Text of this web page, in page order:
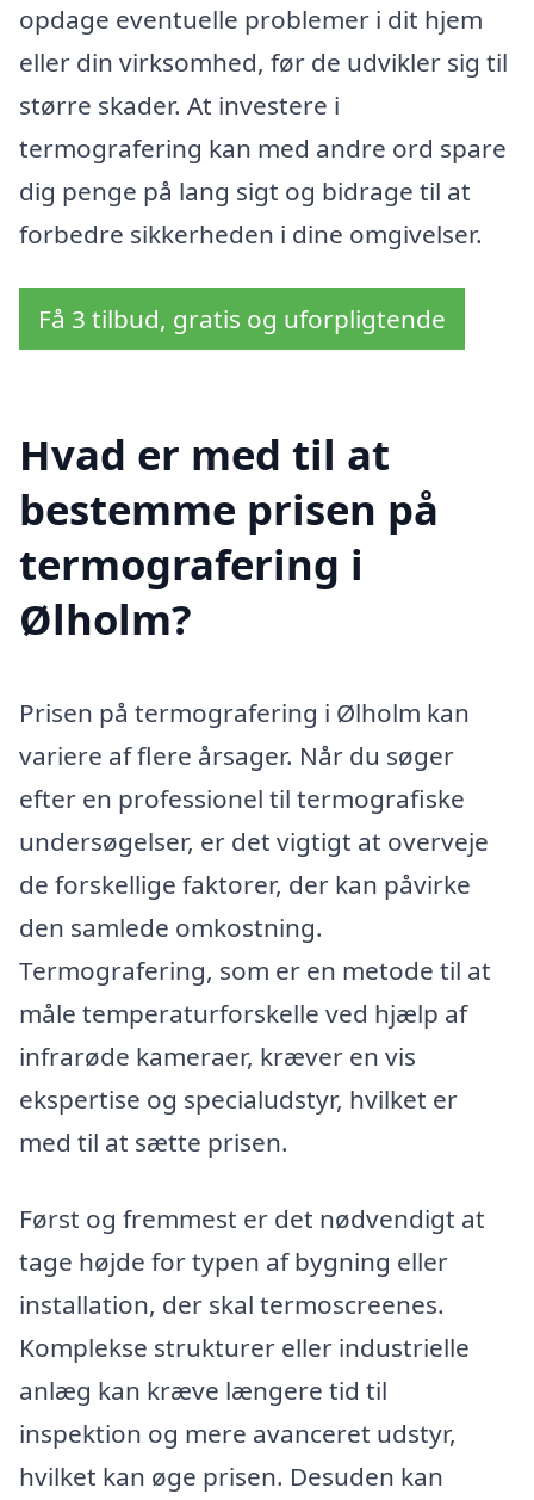
opdage eventuelle problemer i dit hjem
eller din virksomhed, før de udvikler sig til
større skader. At investere i
termografering kan med andre ord spare
dig penge på lang sigt og bidrage til at
forbedre sikkerheden i dine omgivelser.
Få 3 tilbud, gratis og uforpligtende
Hvad er med til at
bestemme prisen på
termografering i
Ølholm?
Prisen på termografering i Ølholm kan
variere af flere årsager. Når du søger
efter en professionel til termografiske
undersøgelser, er det vigtigt at overveje
de forskellige faktorer, der kan påvirke
den samlede omkostning.
Termografering, som er en metode til at
måle temperaturforskelle ved hjælp af
infrarøde kameraer, kræver en vis
ekspertise og specialudstyr, hvilket er
med til at sætte prisen.
Først og fremmest er det nødvendigt at
tage højde for typen af bygning eller
installation, der skal termoscreenes.
Komplekse strukturer eller industrielle
anlæg kan kræve længere tid til
inspektion og mere avanceret udstyr,
hvilket kan øge prisen. Desuden kan